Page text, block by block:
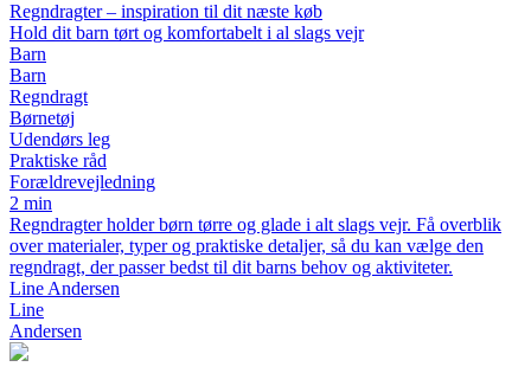
Regndragter – inspiration til dit næste køb
Hold dit barn tørt og komfortabelt i al slags vejr
Barn
Barn
Regndragt
Børnetøj
Udendørs leg
Praktiske råd
Forældrevejledning
2 min
Regndragter holder børn tørre og glade i alt slags vejr. Få overblik
over materialer, typer og praktiske detaljer, så du kan vælge den
regndragt, der passer bedst til dit barns behov og aktiviteter.
Line Andersen
Line
Andersen